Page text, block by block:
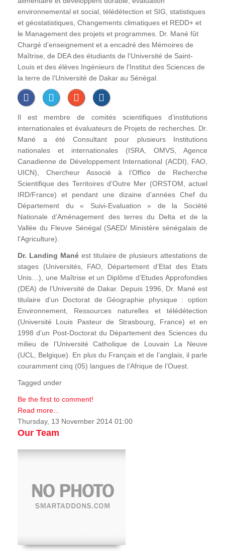
environnemental et social, télédétection et SIG, statistiques
et géostatistiques, Changements climatiques et REDD+ et
le Management des projets et programmes. Dr. Mané fût
Chargé d’enseignement et a encadré des Mémoires de
Maîtrise, de DEA des étudiants de l’Université de Saint-
Louis et des élèves Ingénieurs de l’Institut des Sciences de
la terre de l’Université de Dakar au Sénégal.
Il est membre de comités scientifiques d’institutions
internationales et évaluateurs de Projets de recherches. Dr.
Mané a été Consultant pour plusieurs Institutions
nationales et internationales (ISRA, OMVS, Agence
Canadienne de Développement International (ACDI), FAO,
UICN), Chercheur Associé à l’Office de Recherche
Scientifique des Territoires d’Outre Mer (ORSTOM, actuel
IRD/France) et pendant une dizaine d’années Chef du
Département du « Suivi-Evaluation » de la Société
Nationale d’Aménagement des terres du Delta et de la
Vallée du Fleuve Sénégal (SAED/ Ministère sénégalais de
l'Agriculture).
Dr. Landing Manéest titulaire de plusieurs attestations de
stages (Universités, FAO, Département d’Etat des Etats
Unis…), une Maîtrise et un Diplôme d’Etudes Approfondies
(DEA) de l’Université de Dakar. Depuis 1996, Dr. Mané est
titulaire d’un Doctorat de Géographie physique : option
Environnement, Ressources naturelles et télédétection
(Université Louis Pasteur de Strasbourg, France) et en
1998 d’un Post-Doctorat du Département des Sciences du
milieu de l’Université Catholique de Louvain La Neuve
(UCL, Belgique). En plus du Français et de l’anglais, il parle
couramment cinq (05) langues de l’Afrique de l’Ouest.
Tagged under
Be the first to comment!
Read more...
Thursday, 13 November 2014 01:00
Our Team